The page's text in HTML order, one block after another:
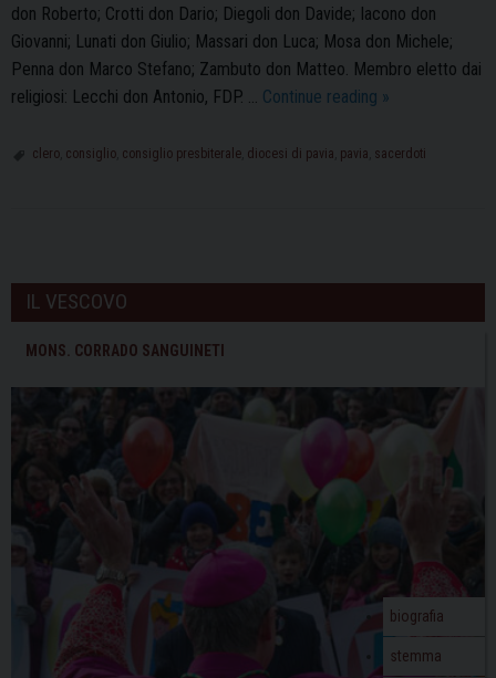
don Roberto; Crotti don Dario; Diegoli don Davide; Iacono don
Giovanni; Lunati don Giulio; Massari don Luca; Mosa don Michele;
Penna don Marco Stefano; Zambuto don Matteo. Membro eletto dai
religiosi: Lecchi don Antonio, FDP. … Continue reading Il
Consiglio
Pavia
»
clero consiglio consiglio presbiterale diocesi di pavia pavia sacerdoti
o
s
a
t
IL VESCOVO
MONS. CORRADO SANGUINETI
biografia
stemma